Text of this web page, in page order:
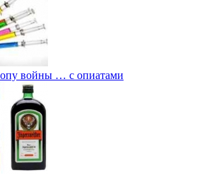
войны … с опиатами